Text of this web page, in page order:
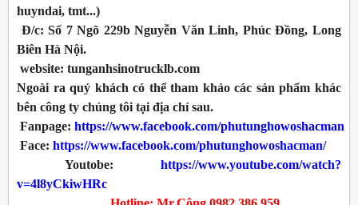
huyndai, tmt...)
Đ/c: Số 7 Ngõ 229b Nguyễn Văn Linh, Phúc Đồng, Long
Biên Hà Nội.
website: tunganhsinotrucklb.com
Ngoài ra quý khách có thể tham khảo các sản phẩm khác
bên công ty chúng tôi tại địa chỉ sau.
Fanpage: https://www.facebook.com/phutunghowoshacman
Face: https://www.facebook.com/phutunghowoshacman/
Youtobe:
https://www.youtube.com/watch?
v=4l8yCkiwHRc